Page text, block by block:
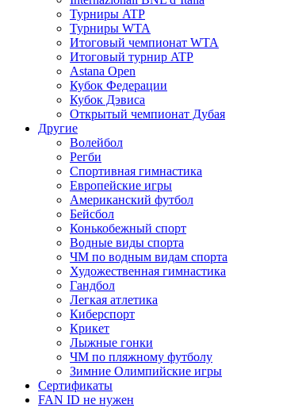
Турниры ATP
Турниры WTA
Итоговый чемпионат WTA
Итоговый турнир ATP
Astana Open
Кубок Федерации
Кубок Дэвиса
Открытый чемпионат Дубая
Другие
Волейбол
Регби
Спортивная гимнастика
Европейские игры
Американский футбол
Бейсбол
Конькобежный спорт
Водные виды спорта
ЧМ по водным видам спорта
Художественная гимнастика
Гандбол
Легкая атлетика
Киберспорт
Крикет
Лыжные гонки
ЧМ по пляжному футболу
Зимние Олимпийские игры
Сертификаты
FAN ID не нужен